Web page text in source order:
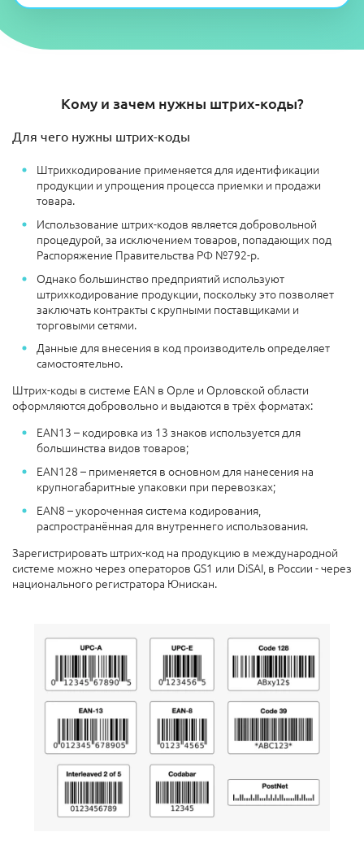
Кому и зачем нужны штрих-коды?
Для чего нужны штрих-коды
Штрихкодирование применяется для идентификации
продукции и упрощения процесса приемки и продажи
товара.
Использование штрих-кодов является добровольной
процедурой, за исключением товаров, попадающих под
Распоряжение Правительства РФ №792-р.
Однако большинство предприятий используют
штрихкодирование продукции, поскольку это позволяет
заключать контракты с крупными поставщиками и
торговыми сетями.
Данные для внесения в код производитель определяет
самостоятельно.
Штрих-коды в системе EAN в Орле и Орловской области
оформляются добровольно и выдаются в трёх форматах:
EAN13 – кодировка из 13 знаков используется для
большинства видов товаров;
EAN128 – применяется в основном для нанесения на
крупногабаритные упаковки при перевозках;
EAN8 – укороченная система кодирования,
распространённая для внутреннего использования.
Зарегистрировать штрих-код на продукцию в международной
системе можно через операторов GS1 или DiSAI, в России - через
национального регистратора Юнискан.